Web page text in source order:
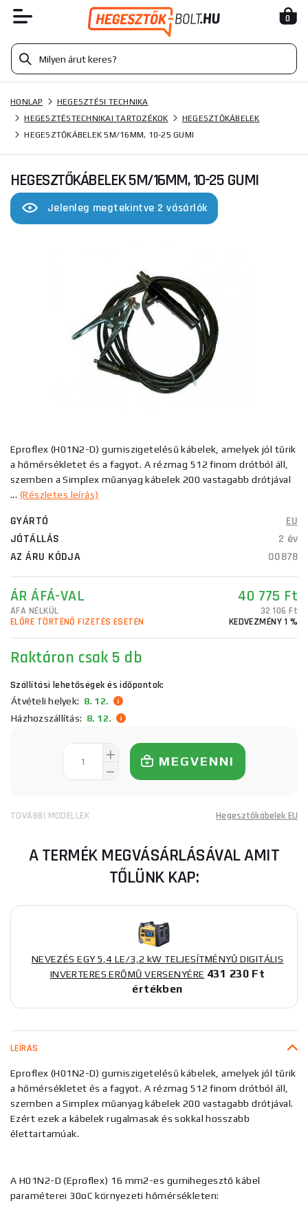
0
HONLAP
HEGESZTÉSI TECHNIKA
HEGESZTÉSTECHNIKAI TARTOZÉKOK
HEGESZTŐKÁBELEK
HEGESZTŐKÁBELEK 5M/16MM, 10-25 GUMI
HEGESZTŐKÁBELEK 5M/16MM, 10-25 GUMI
Jelenleg megtekintve 2 vásárlók
Eproflex (H01N2-D) gumiszigetelésű kábelek, amelyek jól tűrik
a hőmérsékletet és a fagyot. A rézmag 512 finom drótból áll,
szemben a Simplex műanyag kábelek 200 vastagabb drótjával
... (Részletes leírás)
GYÁRTÓ
EU
JÓTÁLLÁS
2 év
AZ ÁRU KÓDJA
00878
ÁR ÁFÁ-VAL 40 775 Ft
ÁFA NÉLKÜL
32 106 Ft
ELŐRE TÖRTÉNŐ FIZETÉS ESETÉN
KEDVEZMÉNY 1 %
Raktáron csak 5 db
Szállítási lehetőségek és időpontok:
Átvételi helyek: 8. 12.
Házhozszállítás: 8. 12.
MEGVENNI
TOVÁBBI MODELLEK Hegesztőkábelek EU
A TERMÉK MEGVÁSÁRLÁSÁVAL AMIT
TŐLÜNK KAP:
NEVEZÉS EGY 5,4 LE/3,2 kW TELJESÍTMÉNYŰ DIGITÁLIS
INVERTERES ERŐMŰ VERSENYÉRE 431 230 Ft
értékben
LEÍRÁS
Eproflex (H01N2-D) gumiszigetelésű kábelek, amelyek jól tűrik
a hőmérsékletet és a fagyot. A rézmag 512 finom drótból áll,
szemben a Simplex műanyag kábelek 200 vastagabb drótjával.
Ezért ezek a kábelek rugalmasak és sokkal hosszabb
élettartamúak.
A H01N2-D (Eproflex) 16 mm2-es gumihegesztő kábel
paraméterei 30oC környezeti hőmérsékleten: